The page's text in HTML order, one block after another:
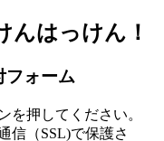
フォーム
を押してください。
信（SSL)で保護さ